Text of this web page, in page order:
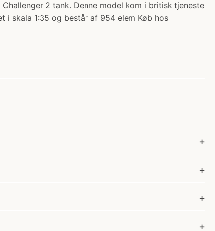
2 tank. Denne model kom i britisk tjeneste
i skala 1:35 og består af 954 elem Køb hos